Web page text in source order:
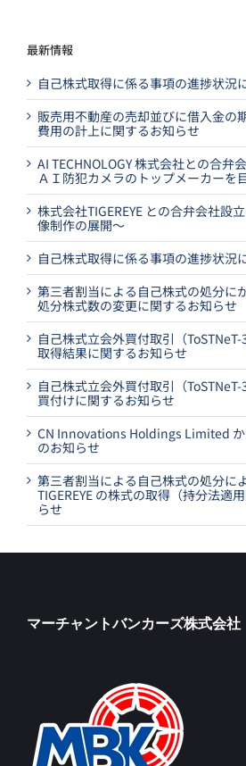
最新情報
自己株式取得に係る事項の進捗状況
販売用不動産の売却並びに借入金の
費用の計上に関するお知らせ
AI TECHNOLOGY 株式会社との合弁
ＡＩ防犯カメラのトップメーカーを
株式会社TIGEREYE との合弁会社設
像制作の展開～
自己株式取得に係る事項の進捗状況
第三者割当による自己株式の処分に
処分株式数の変更に関するお知らせ
自己株式立会外買付取引（
取得結果に関するお知らせ
自己株式立会外買付取引（
買付けに関するお知らせ
CN Innovations Holdings Limited
のお知らせ
第三者割当による自己株式の処分に
TIGEREYE の株式の取得（持分法適
らせ
マーチャントバンカーズ株式会社